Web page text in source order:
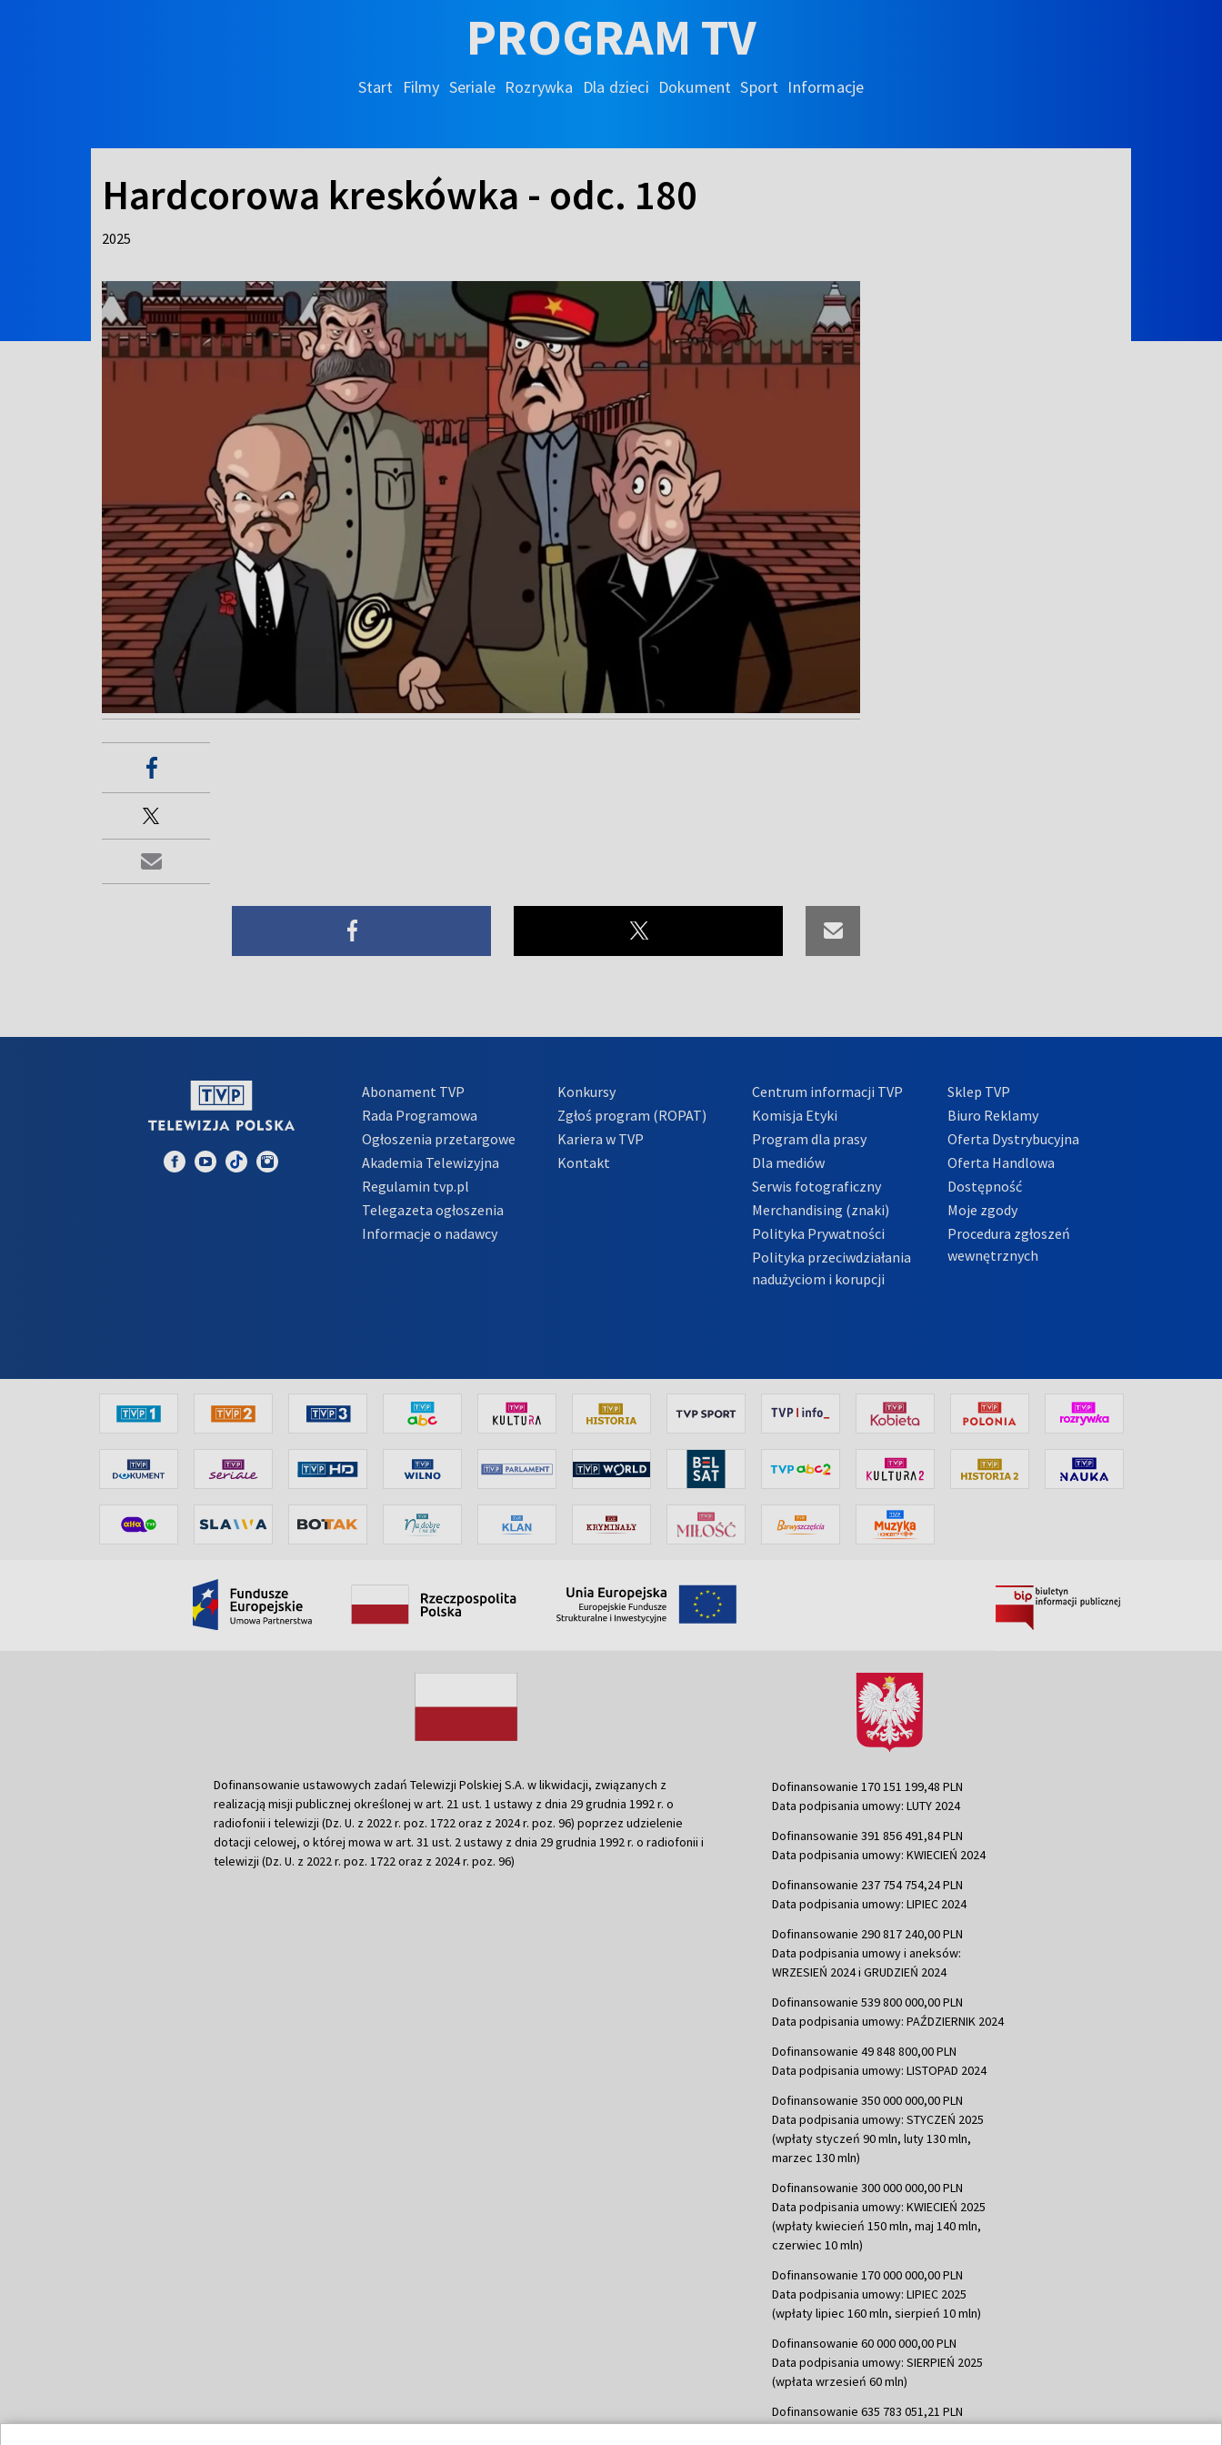
PROGRAM TV
Start Filmy Seriale Rozrywka Dla dzieci Dokument Sport Informacje
Hardcorowa kreskówka - odc. 180
2025
Abonament TVP
Rada Programowa
Ogłoszenia przetargowe
Akademia Telewizyjna
Regulamin tvp.pl
Telegazeta ogłoszenia
Informacje o nadawcy
Konkursy
Zgłoś program (ROPAT)
Kariera w TVP
Kontakt
Centrum informacji TVP
Komisja Etyki
Program dla prasy
Dla mediów
Serwis fotograficzny
Merchandising (znaki)
Polityka Prywatności
Polityka przeciwdziałania
nadużyciom i korupcji
Sklep TVP
Biuro Reklamy
Oferta Dystrybucyjna
Oferta Handlowa
Dostępność
Moje zgody
Procedura zgłoszeń
wewnętrznych
Dofinansowanie ustawowych zadań Telewizji Polskiej S.A. w likwidacji, związanych z
realizacją misji publicznej określonej w art. 21 ust. 1 ustawy z dnia 29 grudnia 1992 r. o
radiofonii i telewizji (Dz. U. z 2022 r. poz. 1722 oraz z 2024 r. poz. 96) poprzez udzielenie
dotacji celowej, o której mowa w art. 31 ust. 2 ustawy z dnia 29 grudnia 1992 r. o radiofonii i
telewizji (Dz. U. z 2022 r. poz. 1722 oraz z 2024 r. poz. 96)
Dofinansowanie 170 151 199,48 PLN
Data podpisania umowy: LUTY 2024
Dofinansowanie 391 856 491,84 PLN
Data podpisania umowy: KWIECIEŃ 2024
Dofinansowanie 237 754 754,24 PLN
Data podpisania umowy: LIPIEC 2024
Dofinansowanie 290 817 240,00 PLN
Data podpisania umowy i aneksów:
WRZESIEŃ 2024 i GRUDZIEŃ 2024
Dofinansowanie 539 800 000,00 PLN
Data podpisania umowy: PAŹDZIERNIK 2024
Dofinansowanie 49 848 800,00 PLN
Data podpisania umowy: LISTOPAD 2024
Dofinansowanie 350 000 000,00 PLN
Data podpisania umowy: STYCZEŃ 2025
(wpłaty styczeń 90 mln, luty 130 mln,
marzec 130 mln)
Dofinansowanie 300 000 000,00 PLN
Data podpisania umowy: KWIECIEŃ 2025
(wpłaty kwiecień 150 mln, maj 140 mln,
czerwiec 10 mln)
Dofinansowanie 170 000 000,00 PLN
Data podpisania umowy: LIPIEC 2025
(wpłaty lipiec 160 mln, sierpień 10 mln)
Dofinansowanie 60 000 000,00 PLN
Data podpisania umowy: SIERPIEŃ 2025
(wpłata wrzesień 60 mln)
Dofinansowanie 635 783 051,21 PLN